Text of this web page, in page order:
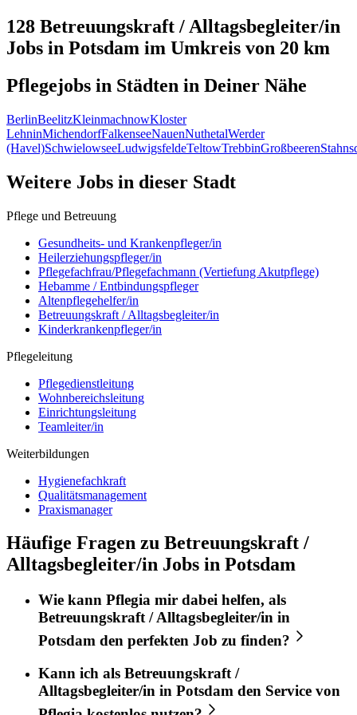
128 Betreuungskraft / Alltagsbegleiter/in
Jobs in Potsdam im Umkreis von 20 km
Pflegejobs in Städten in Deiner Nähe
BerlinBeelitzKleinmachnowKloster
LehninMichendorfFalkenseeNauenNuthetalWerder
(Havel)SchwielowseeLudwigsfeldeTeltowTrebbinGroßbeeren
Weitere Jobs in dieser Stadt
Pflege und Betreuung
Gesundheits- und Krankenpfleger/in
Heilerziehungspfleger/in
Pflegefachfrau/Pflegefachmann (Vertiefung Akutpflege)
Hebamme / Entbindungspfleger
Altenpflegehelfer/in
Betreuungskraft / Alltagsbegleiter/in
Kinderkrankenpfleger/in
Pflegeleitung
Pflegedienstleitung
Wohnbereichsleitung
Einrichtungsleitung
Teamleiter/in
Weiterbildungen
Hygienefachkraft
Qualitätsmanagement
Praxismanager
Häufige Fragen zu Betreuungskraft /
Alltagsbegleiter/in Jobs in Potsdam
Wie kann Pflegia mir dabei helfen, als
Betreuungskraft / Alltagsbegleiter/in in
Potsdam den perfekten Job zu finden?
Kann ich als Betreuungskraft /
Alltagsbegleiter/in in Potsdam den Service von